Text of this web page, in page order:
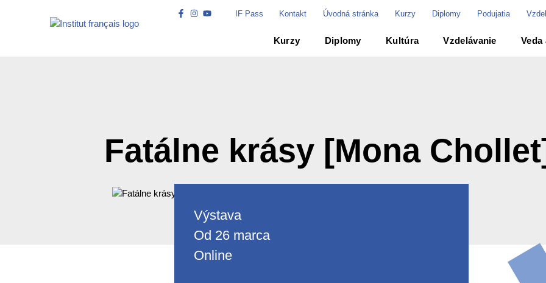
IF Pass Kontakt Úvodná stránka Kurzy Diplomy Podujatia
Úvodná stránka
Kurzy Diplomy Kultúra Vzdelávanie
Fatálne krásy [Mona
Výstava
Od 26 marca
Online